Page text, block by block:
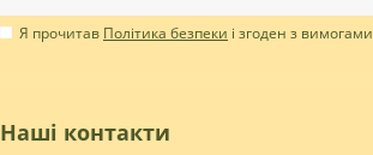
Я прочитав Політика безпеки і згоден з вимогами
Наші контакти